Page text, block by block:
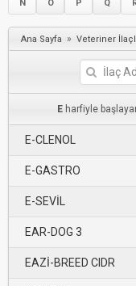
N O P Q
Ana Sayfa » Veteriner
Eharfiyle
E-CLENOL
E-GASTRO
E-SEVİL
EAR-DOG 3
EAZİ-BREED CIDR